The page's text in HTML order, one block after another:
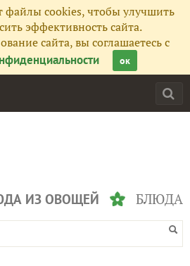
файлы cookies, чтобы улучшить
эффективность сайта.
сайта, вы соглашаетесь с
ок
ИЗ ОВОЩЕЙ
БЛЮДА